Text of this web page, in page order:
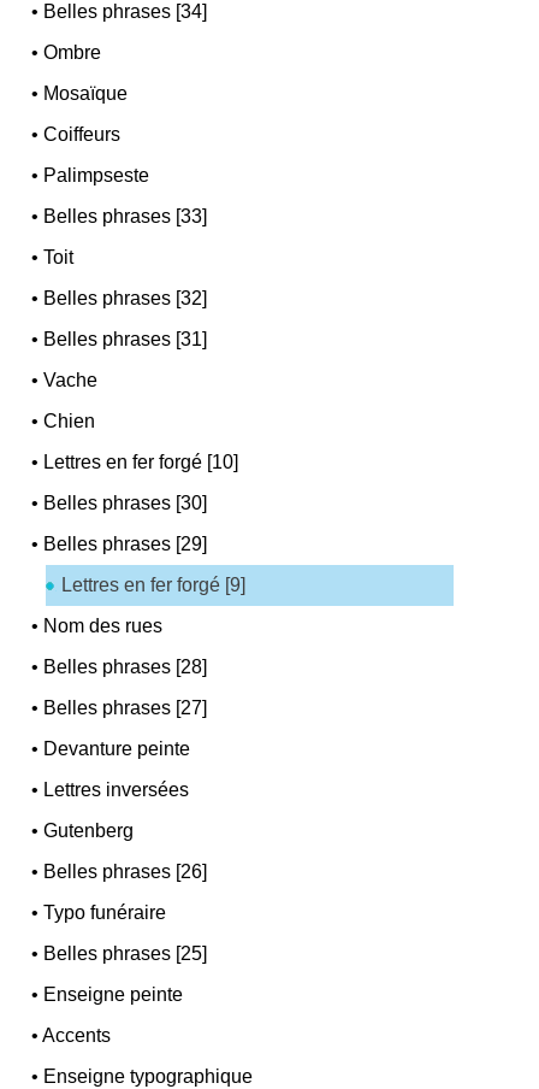
• Belles phrases [34]
•Ombre
• Mosaïque
•Coiffeurs
• Palimpseste
• Belles phrases [33]
•Toit
• Belles phrases [32]
• Belles phrases [31]
•Vache
•Chien
• Lettres en fer forgé [10]
• Belles phrases [30]
• Belles phrases [29]
Lettres en fer forgé [9]
• Nom des rues
• Belles phrases [28]
• Belles phrases [27]
• Devanture peinte
• Lettres inversées
•Gutenberg
• Belles phrases [26]
•Typo funéraire
• Belles phrases [25]
• Enseigne peinte
•Accents
• Enseigne typographique